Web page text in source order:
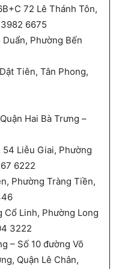
72 Lê Thánh Tôn,
6675
Phường Bến
Tiên, Tân Phong,
Hai Bà Trưng –
54 Liễu Giai, Phường
6222
Phường Tràng Tiền,
Linh, Phường Long
3222
– Số 10 đường Võ
Quận Lê Chân,